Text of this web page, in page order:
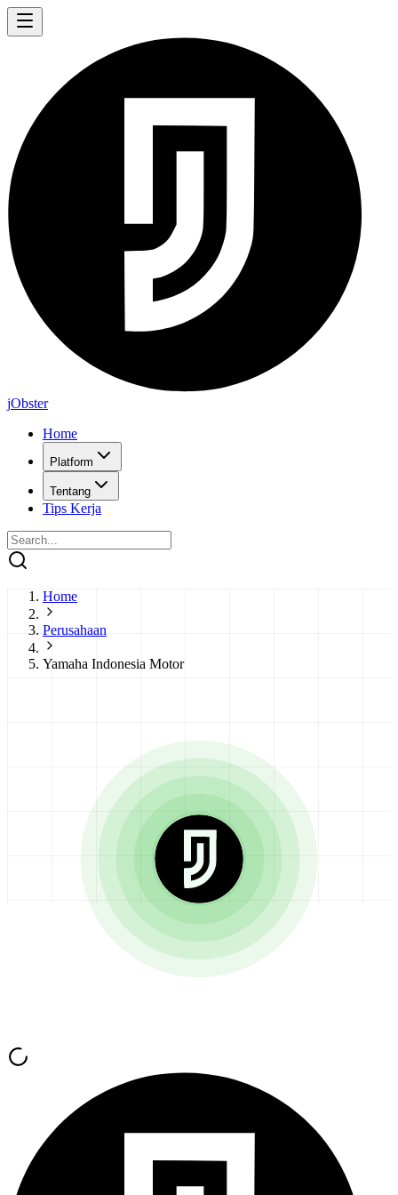
jObster
Home
Platform
Tentang
Tips Kerja
Home
Perusahaan
Yamaha Indonesia Motor